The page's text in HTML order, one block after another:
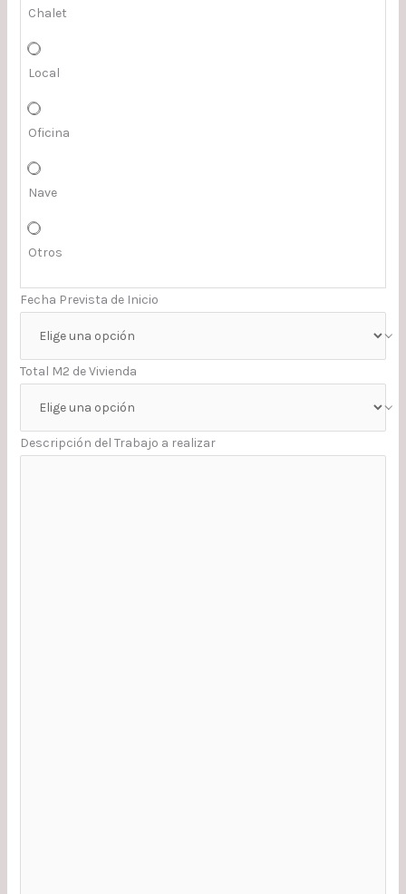
Chalet
Local
Oficina
Nave
Otros
Fecha Prevista de Inicio
Total M2 de Vivienda
Descripción del Trabajo a realizar